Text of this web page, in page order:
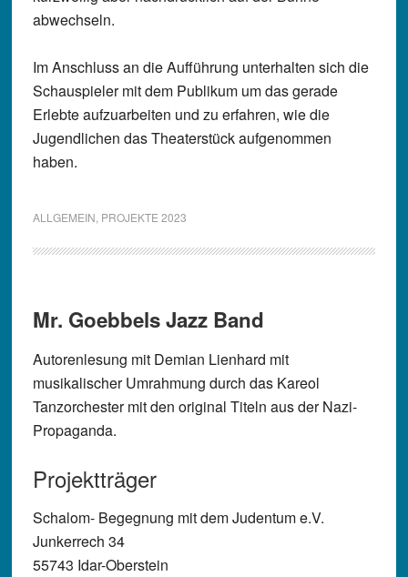
abwechseln.
Im Anschluss an die Aufführung unterhalten sich die
Schauspieler mit dem Publikum um das gerade
Erlebte aufzuarbeiten und zu erfahren, wie die
Jugendlichen das Theaterstück aufgenommen
haben.
ALLGEMEIN PROJEKTE 2023
Mr. Goebbels Jazz Band
Autorenlesung mit Demian Lienhard mit
musikalischer Umrahmung durch das Kareol
Tanzorchester mit den original Titeln aus der Nazi-
Propaganda.
Projektträger
Schalom- Begegnung mit dem Judentum e.V.
Junkerrech 34
55743 Idar-Oberstein